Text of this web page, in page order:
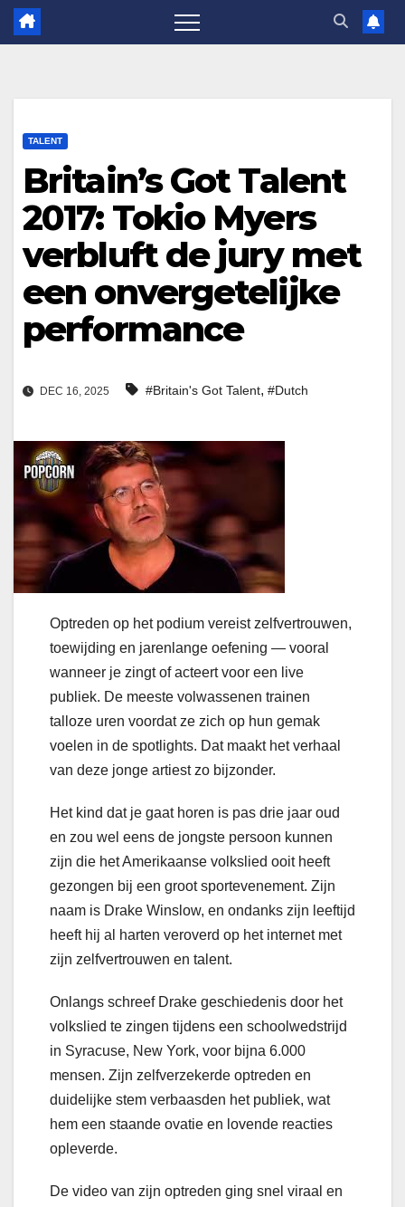
TALENT
Britain’s Got Talent
2017: Tokio Myers
verbluft de jury met
een onvergetelijke
performance
DEC 16, 2025 #Britain's Got Talent, #Dutch
Optreden op het podium vereist zelfvertrouwen,
toewijding en jarenlange oefening — vooral
wanneer je zingt of acteert voor een live
publiek. De meeste volwassenen trainen
talloze uren voordat ze zich op hun gemak
voelen in de spotlights. Dat maakt het verhaal
van deze jonge artiest zo bijzonder.
Het kind dat je gaat horen is pas drie jaar oud
en zou wel eens de jongste persoon kunnen
zijn die het Amerikaanse volkslied ooit heeft
gezongen bij een groot sportevenement. Zijn
naam is Drake Winslow, en ondanks zijn leeftijd
heeft hij al harten veroverd op het internet met
zijn zelfvertrouwen en talent.
Onlangs schreef Drake geschiedenis door het
volkslied te zingen tijdens een schoolwedstrijd
in Syracuse, New York, voor bijna 6.000
mensen. Zijn zelfverzekerde optreden en
duidelijke stem verbaasden het publiek, wat
hem een staande ovatie en lovende reacties
opleverde.
De video van zijn optreden ging snel viraal en